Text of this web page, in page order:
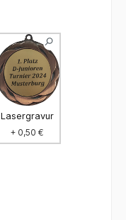
Lasergravur
+ 0,50 €